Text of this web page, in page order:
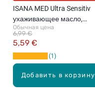
Добавить в корзину
ISANA MED Ultra Sensitiv
ухаживающее масло,
150мл
Обычная цена
5,59 €
6,99 €
1